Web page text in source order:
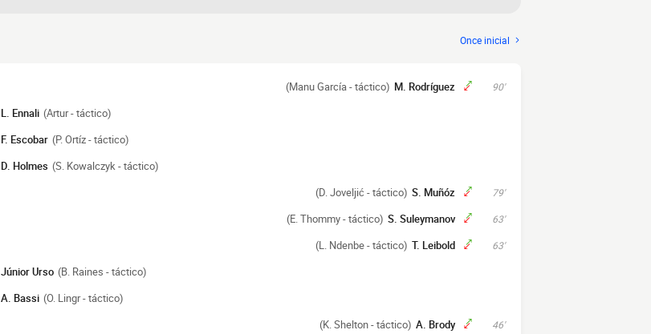
Once inicial
90'
M. Rodríguez
(Manu García - táctico)
L. Ennali (Artur - táctico)
F. Escobar (P. Ortíz - táctico)
D. Holmes (S. Kowalczyk - táctico)
79'
S. Muñóz
(D. Joveljić - táctico)
63'
S. Suleymanov
(E. Thommy - táctico)
63'
T. Leibold
(L. Ndenbe - táctico)
Júnior Urso (B. Raines - táctico)
A. Bassi (O. Lingr - táctico)
46'
A. Brody
(K. Shelton - táctico)